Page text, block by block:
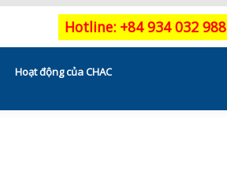
Hotline: +84 934 032 988
Hoạt động của CHAC